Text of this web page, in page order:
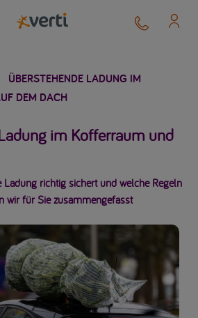
ÜBERSTEHENDE LADUNG IM
DEM DACH
im Kofferraum und
Ladung richtig sichert und welche Regeln
wir für Sie zusammengefasst